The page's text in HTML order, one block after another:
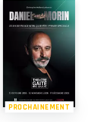
PROCHAINEMENT